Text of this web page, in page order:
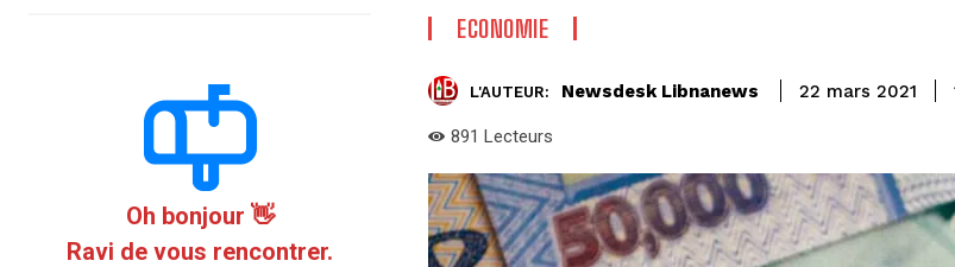
Oh bonjour 👋
Ravi de vous rencontrer.
ECONOMIE
L'AUTEUR: Newsdesk Libnanews 22 mars 2021
891 Lecteurs